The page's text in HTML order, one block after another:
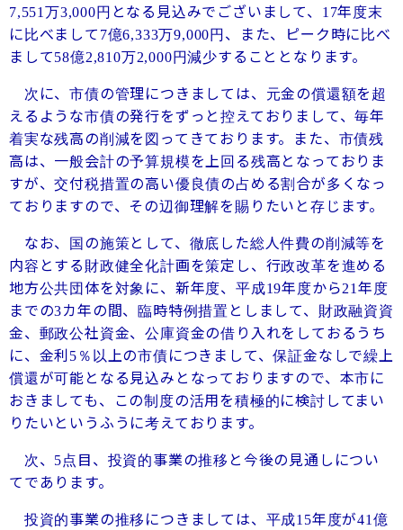
7,551 万3,000円となる見込みでございまして、 17年度末
に比べまして 7億6,333万9,000円、また、ピーク時に比べ
まして58億2,810万2,000円減少することとなります。
次に、市債の管理につきましては、元金の償還額を超
えるような市債の発行をずっと控えておりまして、毎年
着実な残高の削減を図ってきております。また、市債残
高は、一般会計の予算規模を上回る残高となっておりま
すが、交付税措置の高い優良債の占める割合が多くなっ
ておりますので、その辺御理解を賜りたいと存じます。
なお、国の施策として、徹底した総人件費の削減等を
内容とする財政健全化計画を策定し、行政改革を進める
地方公共団体を対象に、新年度、平成19年度から21年度
までの3カ年の間、臨時特例措置としまして、財政融資資
金、郵政公社資金、公庫資金の借り入れをしておるうち
に、金利5 ％以上の市債につきまして、保証金なしで繰上
償還が可能となる見込みとなっておりますので、本市に
おきましても、この制度の活用を積極的に検討してまい
りたいというふうに考えております。
次、
5点目、投資的事業の推移と今後の見通しについ
てであります。
投資的事業の推移につきましては、平成15年度が41 億